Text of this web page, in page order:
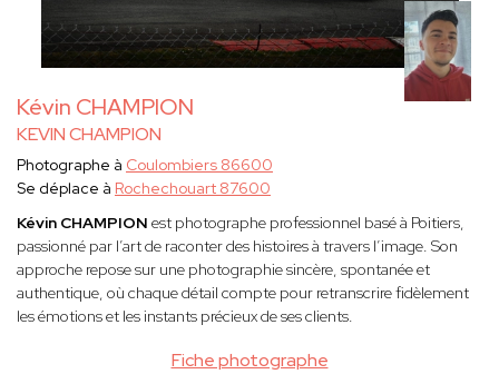
Kévin CHAMPION
KEVIN CHAMPION
Fiche photographe
Photographe à Coulombiers 86600
Se déplace à Rochechouart 87600
Kévin CHAMPION est photographe professionnel basé à Poitiers,
passionné par l’art de raconter des histoires à travers l’image. Son
approche repose sur une photographie sincère, spontanée et
authentique, où chaque détail compte pour retranscrire fidèlement
les émotions et les instants précieux de ses clients.